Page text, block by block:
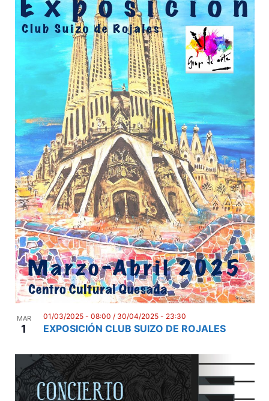
MAR
1 EXPOSICIÓN CLUB SUIZO DE ROJALES
01/03/2025 - 08:00 / 30/04/2025 - 23:30